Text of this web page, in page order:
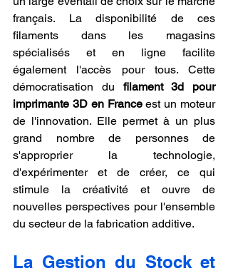
français. La disponibilité de ces
filaments dans les magasins
spécialisés et en ligne facilite
également l'accès pour tous. Cette
démocratisation du filament 3d pour
imprimante 3D en France est un moteur
de l'innovation. Elle permet à un plus
grand nombre de personnes de
s'approprier la technologie,
d'expérimenter et de créer, ce qui
stimule la créativité et ouvre de
nouvelles perspectives pour l'ensemble
du secteur de la fabrication additive.
La Gestion du Stock et